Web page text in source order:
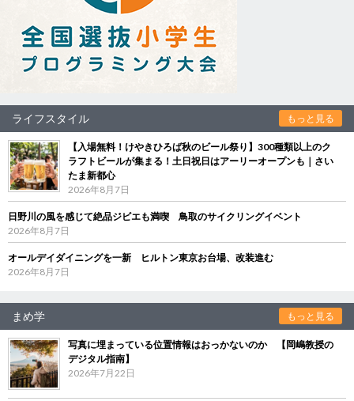
ライフスタイル もっと見る
【入場無料！けやきひろば秋のビール祭り】300種類以上のク
ラフトビールが集まる！土日祝日はアーリーオープンも｜さい
たま新都心
2026年8月7日
日野川の風を感じて絶品ジビエも満喫 鳥取のサイクリングイベント
2026年8月7日
オールデイダイニングを一新 ヒルトン東京お台場、改装進む
2026年8月7日
まめ学 もっと見る
写真に埋まっている位置情報はおっかないのか 【岡嶋教授の
デジタル指南】
2026年7月22日